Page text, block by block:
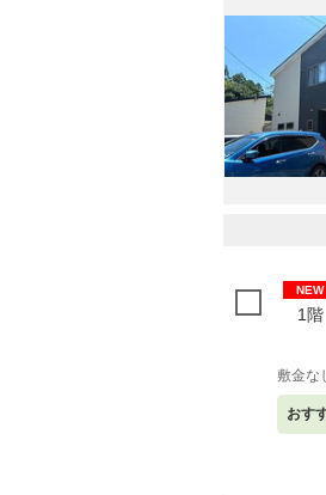
NEW
1階
敷金な
おす